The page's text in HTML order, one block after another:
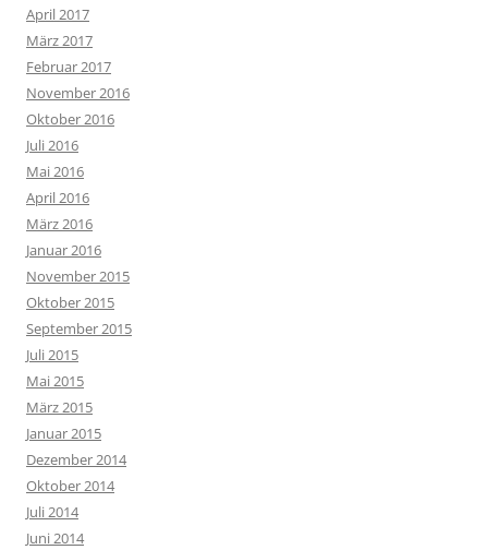
April 2017
März 2017
Februar 2017
November 2016
Oktober 2016
Juli 2016
Mai 2016
April 2016
März 2016
Januar 2016
November 2015
Oktober 2015
September 2015
Juli 2015
Mai 2015
März 2015
Januar 2015
Dezember 2014
Oktober 2014
Juli 2014
Juni 2014